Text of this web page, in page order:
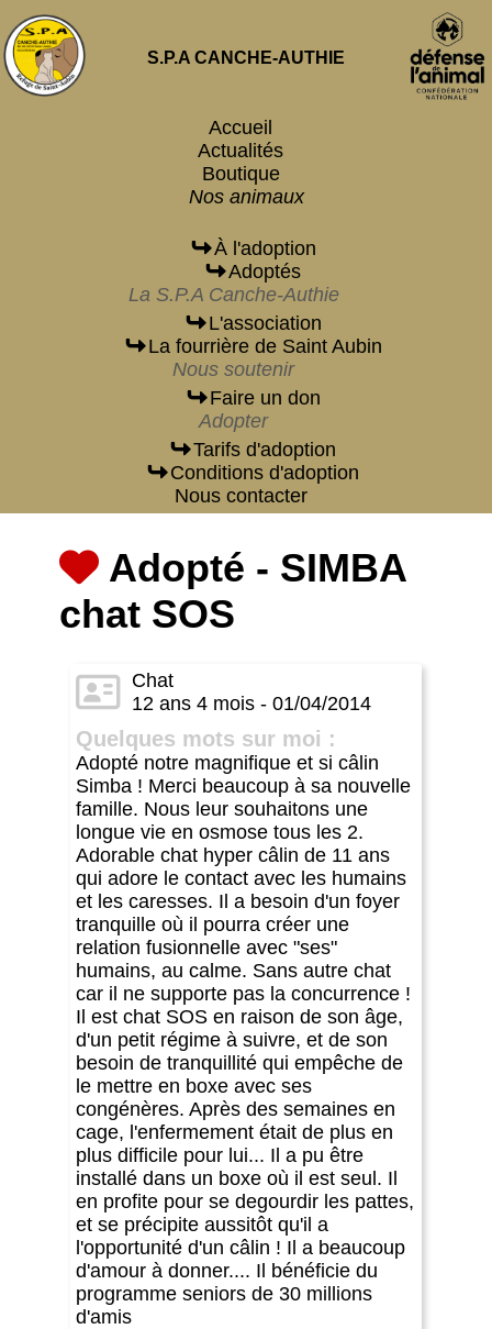
S.P.A CANCHE-AUTHIE
Accueil
Actualités
Boutique
Nos animaux
À l'adoption
Adoptés
La S.P.A Canche-Authie
L'association
La fourrière de Saint Aubin
Nous soutenir
Faire un don
Adopter
Tarifs d'adoption
Conditions d'adoption
Nous contacter
Adopté - SIMBA
chat SOS
Chat
12 ans 4 mois - 01/04/2014
Quelques mots sur moi :
Adopté notre magnifique et si câlin
Simba ! Merci beaucoup à sa nouvelle
famille. Nous leur souhaitons une
longue vie en osmose tous les 2.
Adorable chat hyper câlin de 11 ans
qui adore le contact avec les humains
et les caresses. Il a besoin d'un foyer
tranquille où il pourra créer une
relation fusionnelle avec "ses"
humains, au calme. Sans autre chat
car il ne supporte pas la concurrence !
Il est chat SOS en raison de son âge,
d'un petit régime à suivre, et de son
besoin de tranquillité qui empêche de
le mettre en boxe avec ses
congénères. Après des semaines en
cage, l'enfermement était de plus en
plus difficile pour lui... Il a pu être
installé dans un boxe où il est seul. Il
en profite pour se degourdir les pattes,
et se précipite aussitôt qu'il a
l'opportunité d'un câlin ! Il a beaucoup
d'amour à donner.... Il bénéficie du
programme seniors de 30 millions
d'amis